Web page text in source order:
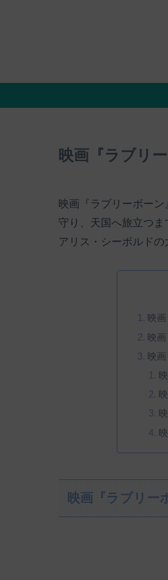
映画『ラブリ
映画『ラブリーボー
守り、天国へ旅立つ
アリス・シーボルドの
映
映
映
映画『ラブリー